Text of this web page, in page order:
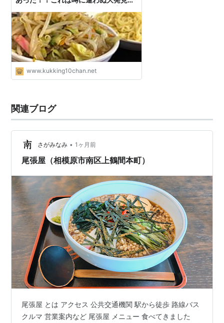
ッキング父ちゃん食べ歩き食レポブロ
グ
www.kukking10chan.net
関連ブログ
さがみなみ • 1ヶ月前
尾張屋（相模原市南区上鶴間本町）
尾張屋 とは アクセス 公共交通機関 駅から徒歩 路線バス
クルマ 営業案内など 尾張屋 メニュー 食べてきました